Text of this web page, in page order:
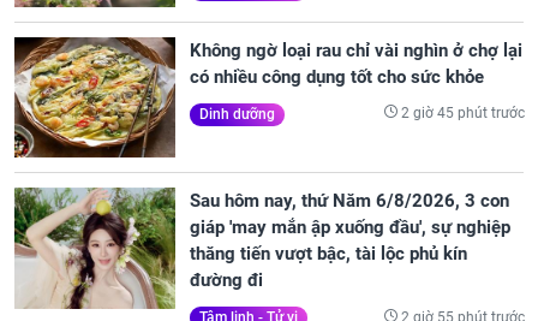
Không ngờ loại rau chỉ vài nghìn ở chợ lại
có nhiều công dụng tốt cho sức khỏe
Dinh dưỡng 2 giờ 45 phút trước
Sau hôm nay, thứ Năm 6/8/2026, 3 con
giáp 'may mắn ập xuống đầu', sự nghiệp
thăng tiến vượt bậc, tài lộc phủ kín
đường đi
2 giờ 55 phút trước